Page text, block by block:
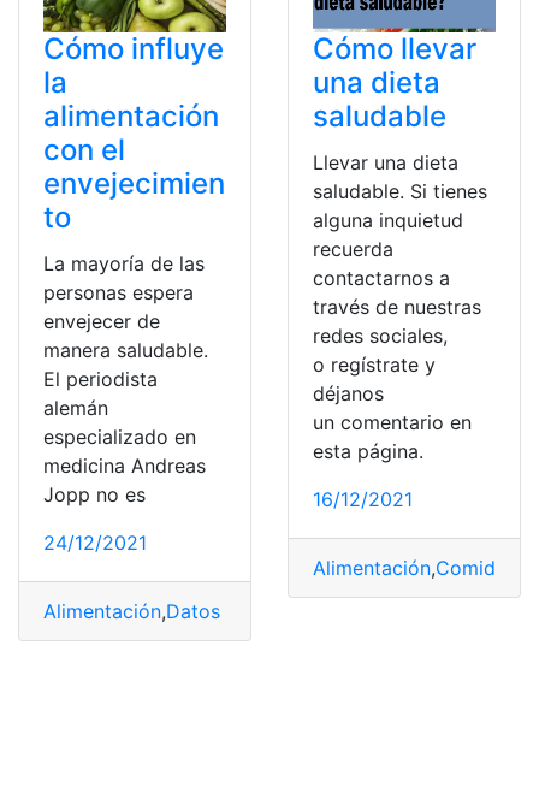
Cómo influye
la
alimentación
con el
envejecimien
to
La mayoría de las
personas espera
envejecer de
manera saludable.
El periodista
alemán
especializado en
medicina Andreas
Jopp no es
24/12/2021
Alimentación,Datos personales
Cómo llevar
una dieta
saludable
Llevar una dieta
saludable. Si tienes
alguna inquietud
recuerda
contactarnos a
través de nuestras
redes sociales,
o regístrate y
déjanos
un comentario en
esta página.
16/12/2021
Alimentación,Comida